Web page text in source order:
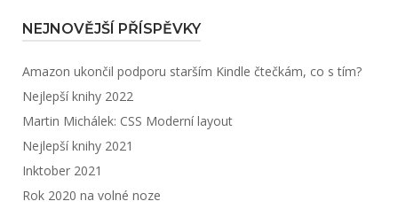
NEJNOVĚJŠÍ PŘÍSPĚVKY
Amazon ukončil podporu starším Kindle čtečkám, co s tím?
Nejlepší knihy 2022
Martin Michálek: CSS Moderní layout
Nejlepší knihy 2021
Inktober 2021
Rok 2020 na volné noze